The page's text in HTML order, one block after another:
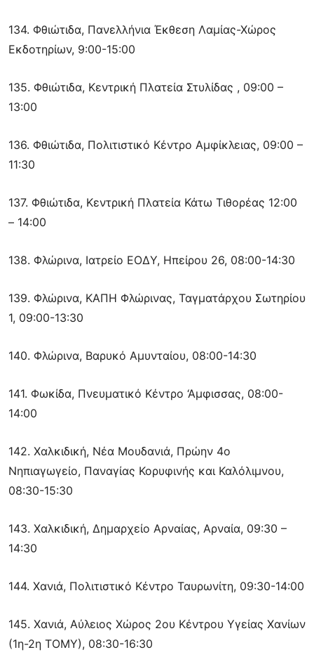
134. Φθιώτιδα, Πανελλήνια Έκθεση Λαμίας-Χώρος
Εκδοτηρίων, 9:00-15:00
135. Φθιώτιδα, Κεντρική Πλατεία Στυλίδας , 09:00 –
13:00
136. Φθιώτιδα, Πολιτιστικό Κέντρο Αμφίκλειας, 09:00 –
11:30
137. Φθιώτιδα, Κεντρική Πλατεία Κάτω Τιθορέας 12:00
– 14:00
138. Φλώρινα, Ιατρείο ΕΟΔΥ, Ηπείρου 26, 08:00-14:30
139. Φλώρινα, ΚΑΠΗ Φλώρινας, Ταγματάρχου Σωτηρίου
1, 09:00-13:30
140. Φλώρινα, Βαρυκό Αμυνταίου, 08:00-14:30
141. Φωκίδα, Πνευματικό Κέντρο ‘Αμφισσας, 08:00-
14:00
142. Χαλκιδική, Νέα Μουδανιά, Πρώην 4ο
Νηπιαγωγείο, Παναγίας Κορυφινής και Καλόλιμνου,
08:30-15:30
143. Χαλκιδική, Δημαρχείο Αρναίας, Αρναία, 09:30 –
14:30
144. Χανιά, Πολιτιστικό Κέντρο Ταυρωνίτη, 09:30-14:00
145. Χανιά, Αύλειος Χώρος 2ου Κέντρου Υγείας Χανίων
(1η-2η ΤΟΜΥ), 08:30-16:30